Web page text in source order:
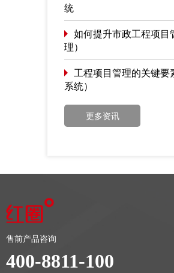
统
如何提升市政工程项目
理）
工程项目管理的关键要
系统）
更多资讯
售前产品咨询
400-8811-100